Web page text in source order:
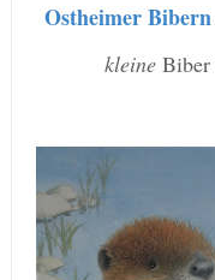
Ostheimer Bibern
kleine Biber